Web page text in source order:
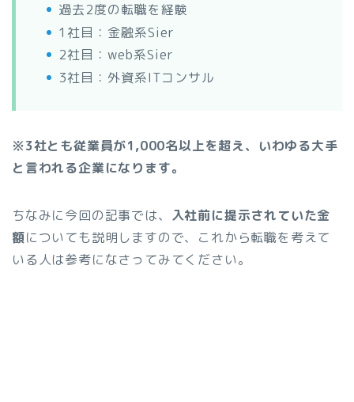
過去2度の転職を経験
1社目：金融系Sier
2社目：web系Sier
3社目：外資系ITコンサル
※3社とも従業員が1,000名以上を超え、いわゆる大手
と言われる企業になります。
ちなみに今回の記事では、 入社前に提示されていた金
額についても説明しますので、これから転職を考えて
いる人は参考になさってみてください。